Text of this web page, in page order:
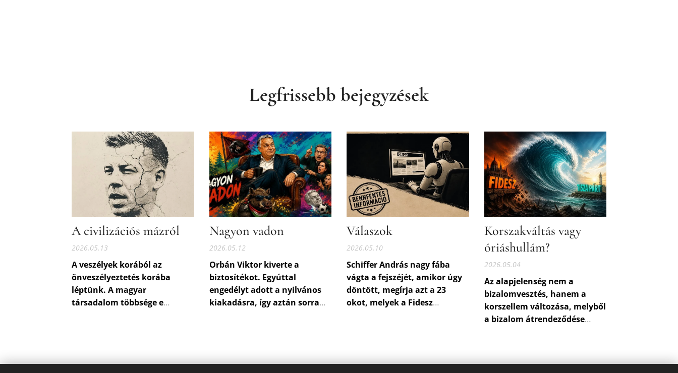
Legfrissebb bejegyzések
A civilizációs mázról
2026.05.13
A veszélyek korából az
önveszélyeztetés korába
léptünk. A magyar
társadalom többsége e
felszámolásához.
Nagyon vadon
2026.05.12
Orbán Viktor kiverte a
biztosítékot. Egyúttal
engedélyt adott a nyilvános
kiakadásra, így aztán sorra
Orbánt ki kell rakni Orbánból.
Válaszok
2026.05.10
Schiffer András nagy fába
vágta a fejszéjét, amikor úgy
döntött, megírja azt a 23
okot, melyek a Fidesz
Korszakváltás vagy
óriáshullám?
2026.05.04
Az alapjelenség nem a
bizalomvesztés, hanem a
korszellem változása, melyből
a bizalom átrendeződése